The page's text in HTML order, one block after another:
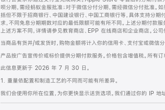
呗分期，需经蚂蚁金服批准；对于微信分付分期，需经微信分付批准
括但不限于招商银行、中国建设银行、中国工商银行等，具体支持分
求，不同免息分期期数对应的最低限额可能有所不同。上述分期付
上述方案不同，详情请参见教育商店、EPP 在线商店和企业商店。
当商品有货并/或发货时，购物金额将计入你的信用卡、支付宝或微信
产品按广告宣传价或标价提供分期付款服务。价格包含增值税。所有订
此信息更新于 2026 年 7 月 30 日。
1. 重量依配置和制造工艺的不同而可能有所差异。
我们会使用你所在位置，为你更快显示送货选项。我们通过你的 IP